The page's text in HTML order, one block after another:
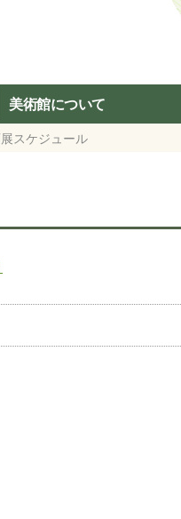
美術館について
スケジュール